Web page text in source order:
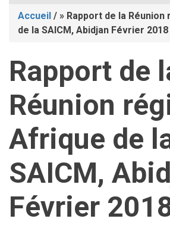
Fil
Accueil /
Rapport de la
de la SAICM, Abidjan Février 2018
Rapport de
Réunion
Afrique de
SAICM,
Février